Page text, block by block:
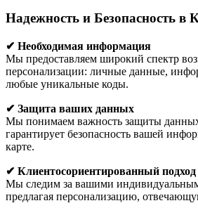
Надежность и Безопасность в
✔ Необходимая информация
Мы предоставляем широкий спектр
персонализации: личные данные,
любые уникальные коды.
✔ Защита ваших данных
Мы понимаем важность защиты
гарантирует безопасность вашей
карте.
✔ Клиентосориентированный подход
Мы следим за вашими
предлагая персонализацию,